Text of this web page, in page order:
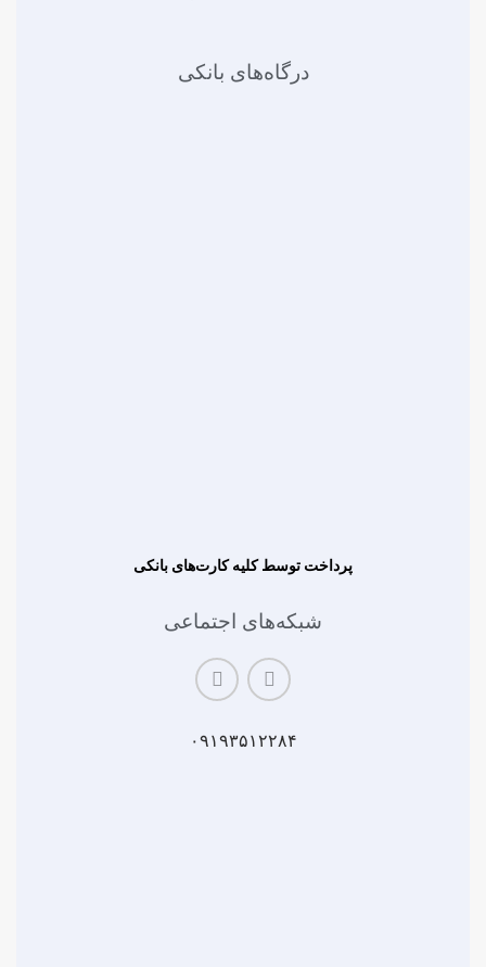
درگاه‌های بانکی
پرداخت توسط کلیه کارت‌های بانکی
شبکه‌های اجتماعی
۰۹۱۹۳۵۱۲۲۸۴